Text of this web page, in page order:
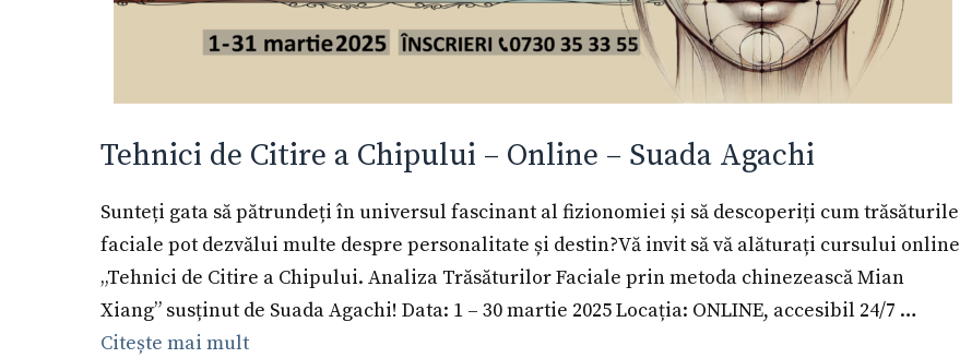
Tehnici de Citire a Chipului – Online – Suada Agachi
Sunteți gata să pătrundeți în universul fascinant al fizionomiei și să descoperiți cum trăsăturile
faciale pot dezvălui multe despre personalitate și destin?Vă invit să vă alăturați cursului online
„Tehnici de Citire a Chipului. Analiza Trăsăturilor Faciale prin metoda chinezească Mian
Xiang” susținut de Suada Agachi! Data: 1 – 30 martie 2025 Locația: ONLINE, accesibil 24/7 …
Citește mai mult